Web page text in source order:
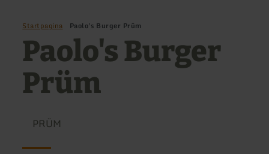
Startpagina Paolo's Burger Prüm
Paolo's Burger
Prüm
PRÜM